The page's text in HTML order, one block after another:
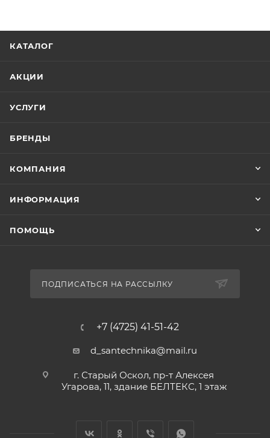
КАТАЛОГ
АКЦИИ
УСЛУГИ
БРЕНДЫ
КОМПАНИЯ
ИНФОРМАЦИЯ
ПОМОЩЬ
ПОДПИСАТЬСЯ НА РАССЫЛКУ
+7 (4725) 41-51-42
d_santechnika@mail.ru
г. Старый Оскол, пр-т Алексея
Угарова, 11, здание БЕЛТЕКС, 1 этаж